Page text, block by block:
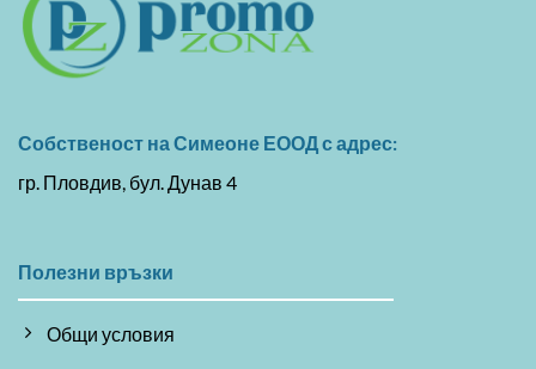
Собственост на Симеоне ЕООД с адрес:
гр. Пловдив, бул. Дунав 4
Полезни връзки
Общи условия